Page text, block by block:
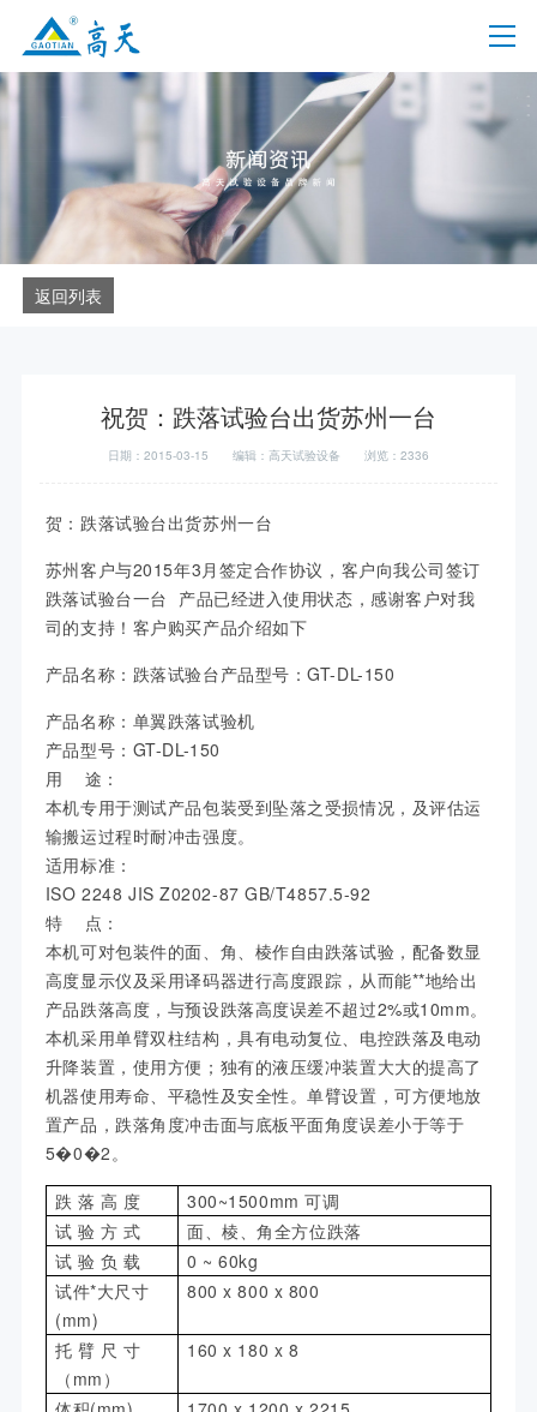
返回列表
祝贺：跌落试验台出货苏州一台
日期：2015-03-15 编辑：高天试验设备 浏览：2336
贺：跌落试验台出货苏州一台
苏州客户与2015年3月签定合作协议，客户向我公司签订
跌落试验台一台 产品已经进入使用状态，感谢客户对我
司的支持！ 客户购买产品介绍如下
产品名称：跌落试验台产品型号：GT-DL-150
产品名称：单翼跌落试验机
产品型号：GT-DL-150
用 途：
本机专用于测试产品包装受到坠落之受损情况，及评估运
输搬运过程时耐冲击强度。
适用标准：
ISO 2248 JIS Z0202-87 GB/T4857.5-92
特 点：
本机可对包装件的面、角、棱作自由跌落试验，配备数显
高度显示仪及采用译码器进行高度跟踪，从而能**地给出
产品跌落高度，与预设跌落高度误差不超过2%或10mm。
本机采用单臂双柱结构，具有电动复位、电控跌落及电动
升降装置，使用方便；独有的液压缓冲装置大大的提高了
机器使用寿命、平稳性及安全性。单臂设置，可方便地放
置产品，跌落角度冲击面与底板平面角度误差小于等于
5�0�2。
跌 落 高 度
300~1500mm 可调
试 验 方 式
面、棱、角全方位跌落
试 验 负 载
0 ~ 60kg
试件*大尺寸
(mm)
800 x 800 x 800
托 臂 尺 寸
（mm）
160 x 180 x 8